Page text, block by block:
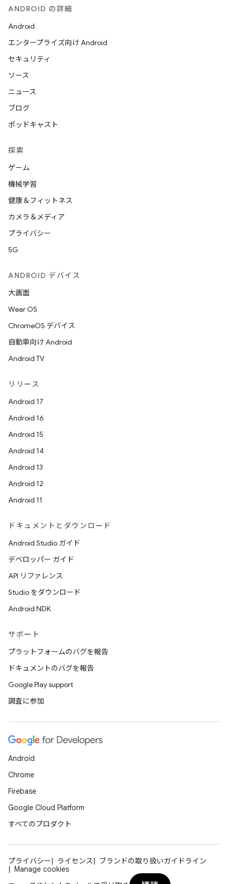
ANDROID の詳細
Android
エンタープライズ向け Android
セキュリティ
ソース
ニュース
ブログ
ポッドキャスト
探索
ゲーム
機械学習
健康＆フィットネス
カメラ＆メディア
プライバシー
5G
ANDROID デバイス
大画面
Wear OS
ChromeOS デバイス
自動車向け Android
Android TV
リリース
Android 17
Android 16
Android 15
Android 14
Android 13
Android 12
Android 11
ドキュメントとダウンロード
Android Studio ガイド
デベロッパー ガイド
API リファレンス
Studio をダウンロード
Android NDK
サポート
プラットフォームのバグを報告
ドキュメントのバグを報告
Google Play support
調査に参加
Android
Chrome
Firebase
Google Cloud Platform
すべてのプロダクト
プライバシー ライセンス
ブランドの取り扱いガイドライン
Manage cookies